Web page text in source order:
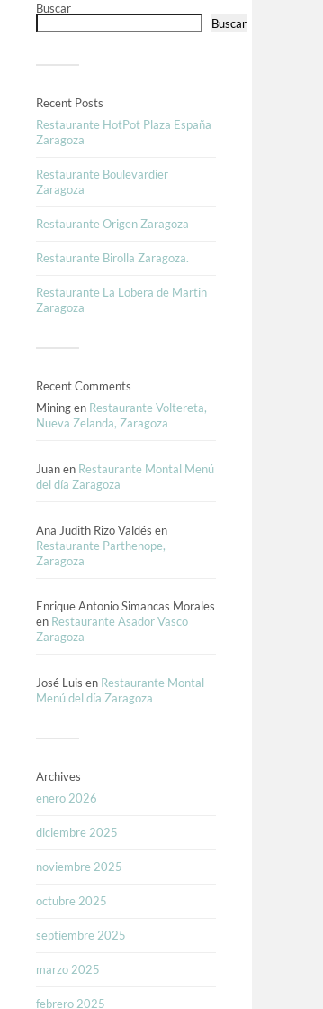
Buscar
Buscar
Recent Posts
Restaurante HotPot Plaza España
Zaragoza
Restaurante Boulevardier
Zaragoza
Restaurante Origen Zaragoza
Restaurante Birolla Zaragoza.
Restaurante La Lobera de Martin
Zaragoza
Recent Comments
Miningen Restaurante Voltereta,
Nueva Zelanda, Zaragoza
Juanen Restaurante Montal Menú
del día Zaragoza
Ana Judith Rizo Valdés en
Restaurante Parthenope,
Zaragoza
Enrique Antonio Simancas Morales
en Restaurante Asador Vasco
Zaragoza
José Luis en Restaurante Montal
Menú del día Zaragoza
Archives
enero 2026
diciembre 2025
noviembre 2025
octubre 2025
septiembre 2025
marzo 2025
febrero 2025